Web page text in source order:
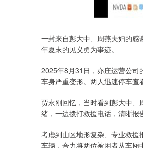
一封来自彭大中、周燕夫妇的
年夏末的见义勇为事迹。
2025年8月31日，亦庄运营公司
车身严重变形。两人迅速停车查
贾永刚回忆，当时看到彭大中、
绪，一边拨打救援电话，清晰报
考虑到山区地形复杂、专业救援
车辆，合力将两位被困者从车厢